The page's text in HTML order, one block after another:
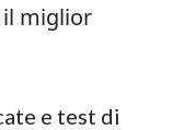
miglior
e test di